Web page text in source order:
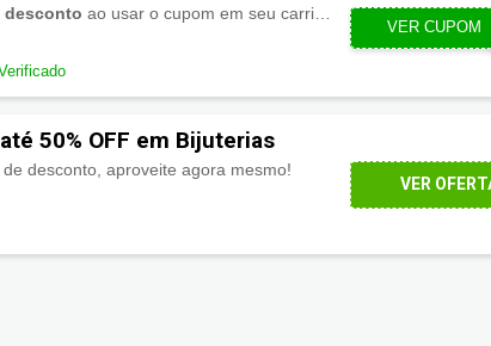
desconto ao usar o cupom em seu carrinho de compra!
VER CUPOM
50% OFF em Bijuterias
desconto, aproveite agora mesmo!
VER